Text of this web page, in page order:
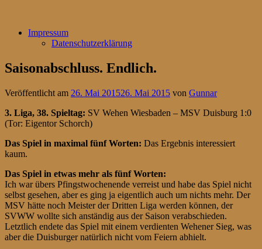
Impressum
Datenschutzerklärung
Saisonabschluss. Endlich.
Veröffentlicht am 26. Mai 201526. Mai 2015 von Gunnar
3. Liga, 38. Spieltag: SV Wehen Wiesbaden – MSV Duisburg 1:0
(Tor: Eigentor Schorch)
Das Spiel in maximal fünf Worten: Das Ergebnis interessiert
kaum.
Das Spiel in etwas mehr als fünf Worten:
Ich war übers Pfingstwochenende verreist und habe das Spiel nicht
selbst gesehen, aber es ging ja eigentlich auch um nichts mehr. Der
MSV hätte noch Meister der Dritten Liga werden können, der
SVWW wollte sich anständig aus der Saison verabschieden.
Letztlich endete das Spiel mit einem verdienten Wehener Sieg, was
aber die Duisburger natürlich nicht vom Feiern abhielt.